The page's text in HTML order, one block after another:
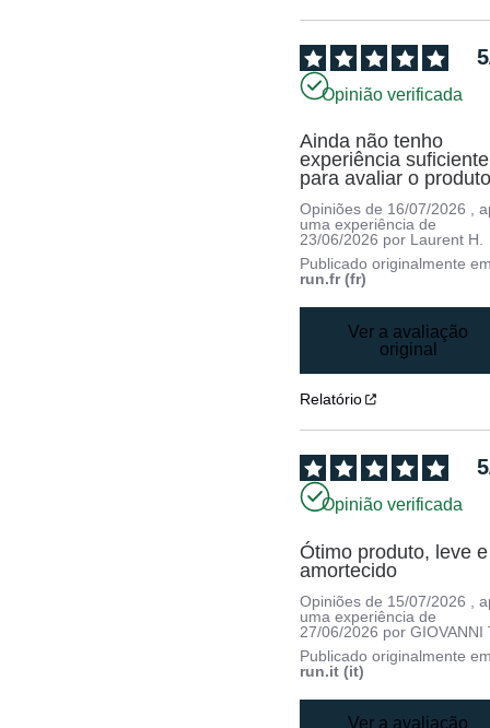
5
Opinião verificada
Ainda não tenho
experiência suficiente
para avaliar o
Opiniões de 16/07/2026 ,
uma experiência de
23/06/2026 por Laurent H.
Publicado originalmente
run.fr (fr)
Ver a avaliação
original
Relatório
5
Opinião verificada
Ótimo produto, leve e
amortecido
Opiniões de 15/07/2026
,
uma experiência de
27/06/2026 porGIOVANNI
Publicado originalmente
run.it (it)
Ver a avaliação